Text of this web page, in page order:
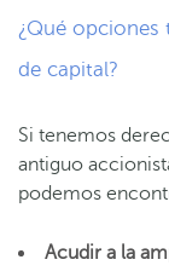
¿Qué opciones
de capital?
Si tenemos
antiguo
podemos
Acudir a la